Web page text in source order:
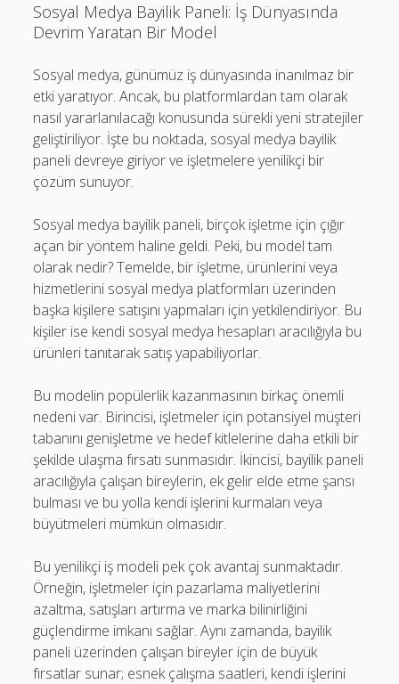
Sosyal Medya Bayilik Paneli: İş Dünyasında
Devrim Yaratan Bir Model
Sosyal medya, günümüz iş dünyasında inanılmaz bir
etki yaratıyor. Ancak, bu platformlardan tam olarak
nasıl yararlanılacağı konusunda sürekli yeni stratejiler
geliştiriliyor. İşte bu noktada, sosyal medya bayilik
paneli devreye giriyor ve işletmelere yenilikçi bir
çözüm sunuyor.
Sosyal medya bayilik paneli, birçok işletme için çığır
açan bir yöntem haline geldi. Peki, bu model tam
olarak nedir? Temelde, bir işletme, ürünlerini veya
hizmetlerini sosyal medya platformları üzerinden
başka kişilere satışını yapmaları için yetkilendiriyor. Bu
kişiler ise kendi sosyal medya hesapları aracılığıyla bu
ürünleri tanıtarak satış yapabiliyorlar.
Bu modelin popülerlik kazanmasının birkaç önemli
nedeni var. Birincisi, işletmeler için potansiyel müşteri
tabanını genişletme ve hedef kitlelerine daha etkili bir
şekilde ulaşma fırsatı sunmasıdır. İkincisi, bayilik paneli
aracılığıyla çalışan bireylerin, ek gelir elde etme şansı
bulması ve bu yolla kendi işlerini kurmaları veya
büyütmeleri mümkün olmasıdır.
Bu yenilikçi iş modeli pek çok avantaj sunmaktadır.
Örneğin, işletmeler için pazarlama maliyetlerini
azaltma, satışları artırma ve marka bilinirliğini
güçlendirme imkanı sağlar. Aynı zamanda, bayilik
paneli üzerinden çalışan bireyler için de büyük
fırsatlar sunar; esnek çalışma saatleri, kendi işlerini